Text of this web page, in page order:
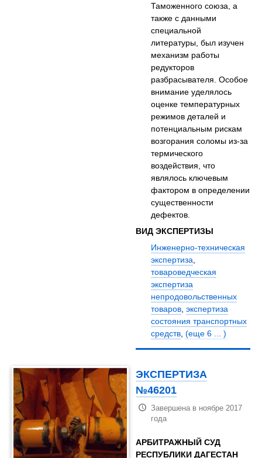
Таможенного союза, а
также с данными
специальной
литературы, был изучен
механизм работы
редукторов
разбрасывателя. Особое
внимание уделялось
оценке температурных
режимов деталей и
потенциальным рискам
возгорания соломы из-за
термического
воздействия, что
являлось ключевым
фактором в определении
существенности
дефектов.
ВИД ЭКСПЕРТИЗЫ
Инженерно-техническая
экспертиза,
товароведческая
экспертиза
непродовольственных
товаров,экспертиза
состояния транспортных
средств,(еще 6 ... )
ЭКСПЕРТИЗА
№46201
Завершена в ноябре 2017
года
АРБИТРАЖНЫЙ СУД
РЕСПУБЛИКИ ДАГЕСТАН